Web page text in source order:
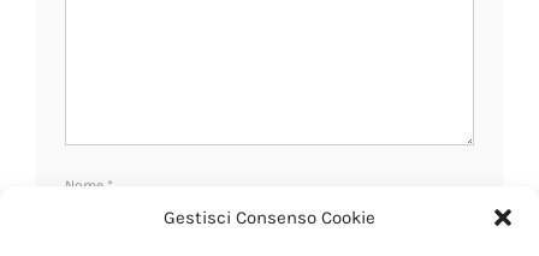
Gestisci Consenso Cookie
Nome *